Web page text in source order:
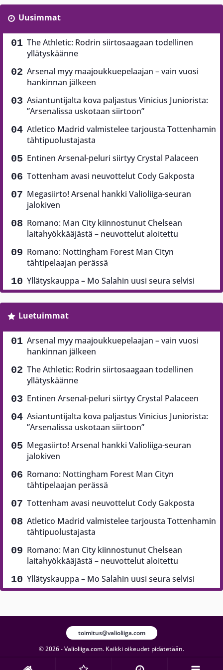
Uusimmat
The Athletic: Rodrin siirtosaagaan todellinen
yllätyskäänne
Arsenal myy maajoukkuepelaajan – vain vuosi
hankinnan jälkeen
Asiantuntijalta kova paljastus Vinicius Juniorista:
”Arsenalissa uskotaan siirtoon”
Atletico Madrid valmistelee tarjousta Tottenhamin
tähtipuolustajasta
Entinen Arsenal-peluri siirtyy Crystal Palaceen
Tottenham avasi neuvottelut Cody Gakposta
Megasiirto! Arsenal hankki Valioliiga-seuran
jalokiven
Romano: Man City kiinnostunut Chelsean
laitahyökkääjästä – neuvottelut aloitettu
Romano: Nottingham Forest Man Cityn
tähtipelaajan perässä
Yllätyskauppa – Mo Salahin uusi seura selvisi
Luetuimmat
Arsenal myy maajoukkuepelaajan – vain vuosi
hankinnan jälkeen
The Athletic: Rodrin siirtosaagaan todellinen
yllätyskäänne
Entinen Arsenal-peluri siirtyy Crystal Palaceen
Asiantuntijalta kova paljastus Vinicius Juniorista:
”Arsenalissa uskotaan siirtoon”
Megasiirto! Arsenal hankki Valioliiga-seuran
jalokiven
Romano: Nottingham Forest Man Cityn
tähtipelaajan perässä
Tottenham avasi neuvottelut Cody Gakposta
Atletico Madrid valmistelee tarjousta Tottenhamin
tähtipuolustajasta
Romano: Man City kiinnostunut Chelsean
laitahyökkääjästä – neuvottelut aloitettu
Yllätyskauppa – Mo Salahin uusi seura selvisi
© 2026 - Valioliiga.com. Kaikki oikeudet pidätetään.
toimitus@valioliiga.com